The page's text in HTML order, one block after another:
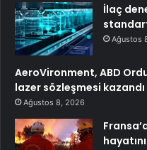
İlaç
Ağustos
AeroVironment, ABD
lazer sözleşmesi kazandı
Ağustos 8, 2026